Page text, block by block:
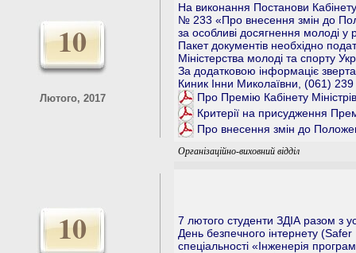
10
Лютого, 2017
На виконання Постанови
№ 233 «Про внесення змін до
за особливі досягнення молоді у
Пакет документів необхідно
Міністерства молоді та спорту
За додатковою інформаціє
Киник Інни Миколаївни, (061)
Про Премію Кабінету
Критерії на присудження
Про внесення змін до
Організаційно-виховний відділ
10
7 лютого студенти ЗДІА разом з
День безпечного інтернету
спеціальності «Інженерія